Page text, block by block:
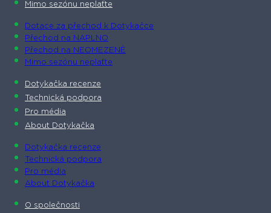
Mimo sezónu neplaťte
Dotace za přechod k Dotykačce
Přechod na NAPLNO
Přechod na NEOMEZENĚ
Mimo sezónu neplaťte
Dotykačka recenze
Technická podpora
Pro média
About Dotykačka
Dotykačka recenze
Technická podpora
Pro média
About Dotykačka
O společnosti